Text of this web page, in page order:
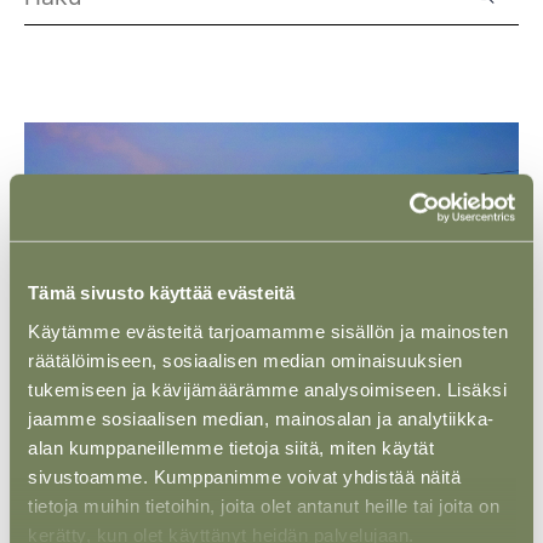
Tämä sivusto käyttää evästeitä
Käytämme evästeitä tarjoamamme sisällön ja mainosten
räätälöimiseen, sosiaalisen median ominaisuuksien
tukemiseen ja kävijämäärämme analysoimiseen. Lisäksi
jaamme sosiaalisen median, mainosalan ja analytiikka-
alan kumppaneillemme tietoja siitä, miten käytät
sivustoamme. Kumppanimme voivat yhdistää näitä
tietoja muihin tietoihin, joita olet antanut heille tai joita on
kerätty, kun olet käyttänyt heidän palvelujaan.
ASIAKASTARINA 03 HUHTI 2025
Sähkö-Virkeät Oy – Suurjännitteisen